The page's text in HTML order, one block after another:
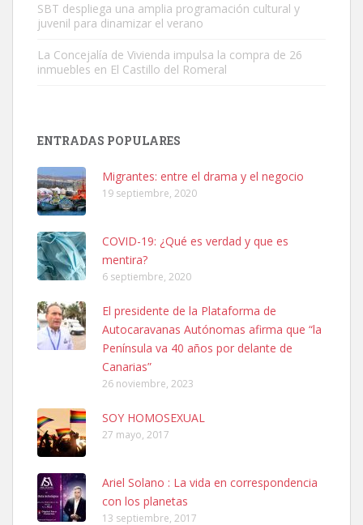
Leales.org » Gran Canaria
SHIBA PERDIDO AVDA JOSE MESA Y LOPEZ
PERRO MACHO RAZA SHIBA CON MICROCHIP PERDIDO HOY
06/07/2025 ZONA MESA Y LOPEZ. ES MUY ASUSTADIZO
Leales.org » Gran Canaria
6.7.2025
Ninfa perdida
El día 5 se los perdió una ninfa papillera, asustada tiene miedo a la
SBT despliega una amplia programación cultural y
juvenil para dinamizar el verano
La Concejalía de Vivienda impulsa la compra de 26
inmuebles en El Castillo del Romeral
ENTRADAS POPULARES
Migrantes: entre el drama y el negocio
19 septiembre, 2020
COVID-19: ¿Qué es verdad y que es
mentira?
6 septiembre, 2020
El presidente de la Plataforma de
Autocaravanas Autónomas afirma que “la
Península va 40 años por delante de
Canarias”
26 noviembre, 2023
SOY HOMOSEXUAL
27 mayo, 2017
Ariel Solano : La vida en correspondencia
con los planetas
13 septiembre, 2017